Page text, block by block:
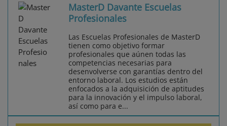
MasterD Davante Escuelas
Profesionales
Las Escuelas Profesionales de MasterD
tienen como objetivo formar
profesionales que aúnen todas las
competencias necesarias para
desenvolverse con garantías dentro del
entorno laboral. Los estudios están
enfocados a la adquisición de aptitudes
para la innovación y el impulso laboral,
así como para e...